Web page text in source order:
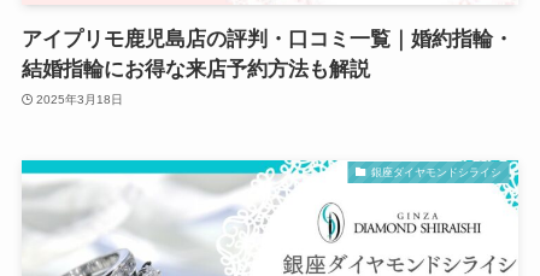
アイプリモ鹿児島店の評判・口コミ一覧｜婚約指輪・
結婚指輪にお得な来店予約方法も解説
2025年3月18日
銀座ダイヤモンドシライシ